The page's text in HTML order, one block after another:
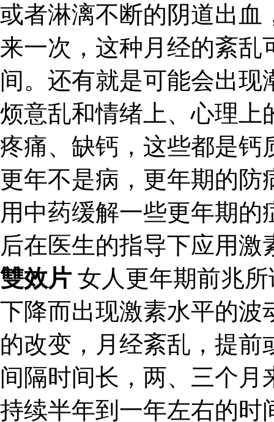
或者淋漓不断的阴道出血
来一次，这种月经的紊乱
间。还有就是可能会出
烦意乱和情绪上、心理上
疼痛、缺钙，这些都是钙
更年不是病，更年期的防
用中药缓解一些更年期
后在医生的指导下应用
雙效片 女人更年期前兆
下降而出现激素水平的波
的改变，月经紊乱，提
间隔时间长，两、三个
持续半年到一年左右的时